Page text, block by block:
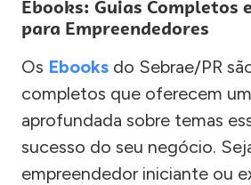
Ebooks: Guias Completos
para Empreendedores
Os Ebooks do Sebrae/PR
completos que oferecem
aprofundada sobre temas
sucesso do seu negócio.
empreendedor iniciante ou